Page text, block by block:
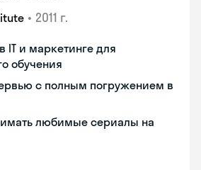
• 2011 г.
IT и маркетинге для
обучения
с полным погружением в
любимые сериалы на